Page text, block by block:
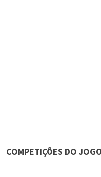
COMPETIÇÕES DO JOGO